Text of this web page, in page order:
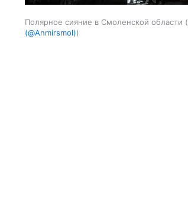
Полярное сияние в Смоленской области
(@Anmirsmol)